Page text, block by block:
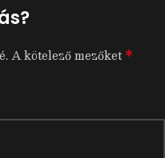
A kötelező mezőket*